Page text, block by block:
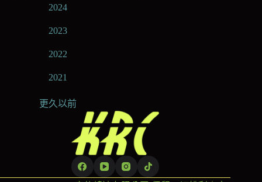
2024
2023
2022
2021
更久以前